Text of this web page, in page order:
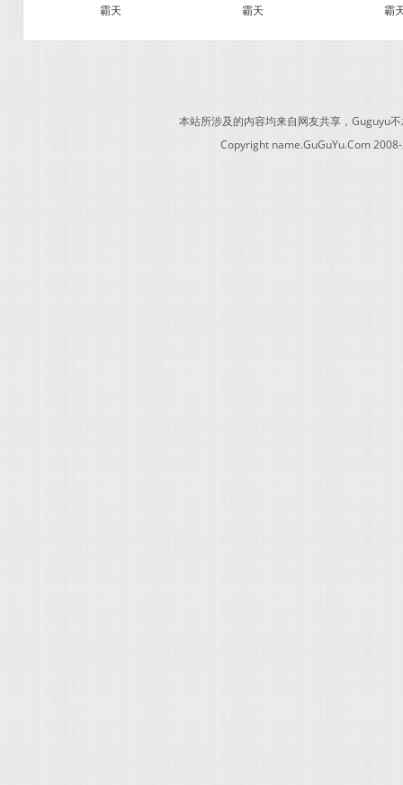
霸天
霸天 霸
本站所涉及的内容均来自网友共享，Guguyu
Copyright name.GuGuYu.Com